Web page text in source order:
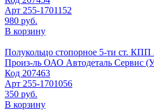
Арт 255-1701152
980 руб.
В корзину
Полукольцо стопорное 5-ти ст.
Произ-ль ОАО Автодеталь Сервис
Код 207463
Арт 255-1701056
350 руб.
В корзину